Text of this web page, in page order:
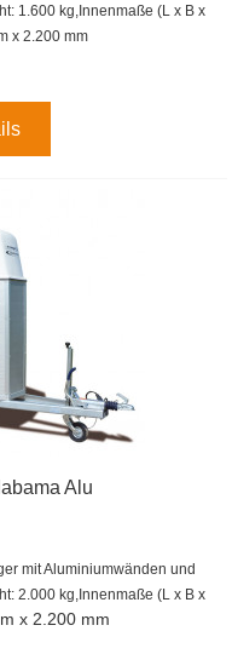
1.600 kg,Innenmaße (L x B x
x 2.200 mm
Alu
mit Aluminiumwänden und
2.000 kg,Innenmaße (L x B x
x 2.200 mm